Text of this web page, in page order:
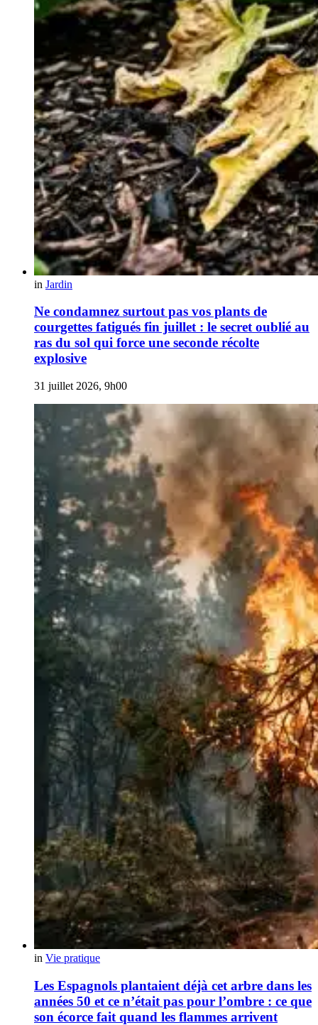
in Jardin
Ne condamnez surtout pas vos plants de
courgettes fatigués fin juillet : le secret oublié au
ras du sol qui force une seconde récolte
explosive
31 juillet 2026, 9h00
in Vie pratique
Les Espagnols plantaient déjà cet arbre dans les
années 50 et ce n’était pas pour l’ombre : ce que
son écorce fait quand les flammes arrivent